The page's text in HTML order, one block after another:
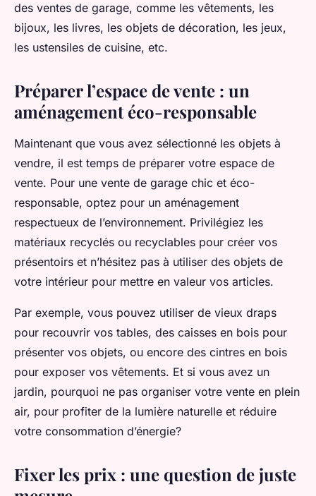
des ventes de garage, comme les vêtements, les
bijoux, les livres, les objets de décoration, les jeux,
les ustensiles de cuisine, etc.
Préparer l’espace de vente : un
aménagement éco-responsable
Maintenant que vous avez sélectionné les objets à
vendre, il est temps de préparer votre espace de
vente. Pour une vente de garage chic et éco-
responsable, optez pour un aménagement
respectueux de l’environnement. Privilégiez les
matériaux recyclés ou recyclables pour créer vos
présentoirs et n’hésitez pas à utiliser des objets de
votre intérieur pour mettre en valeur vos articles.
Par exemple, vous pouvez utiliser de vieux draps
pour recouvrir vos tables, des caisses en bois pour
présenter vos objets, ou encore des cintres en bois
pour exposer vos vêtements. Et si vous avez un
jardin, pourquoi ne pas organiser votre vente en plein
air, pour profiter de la lumière naturelle et réduire
votre consommation d’énergie?
Fixer les prix : une question de juste